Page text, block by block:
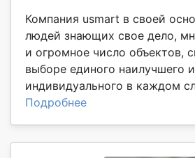
Компания usmart в своей
людей знающих свое дело,
и огромное число объектов,
выборе единого наилучшего
индивидуального в каждом
Подробнее